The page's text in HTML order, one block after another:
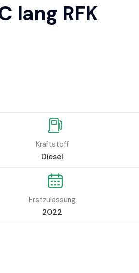
lang RFK
Kraftstoff
Diesel
Erstzulassung
2022